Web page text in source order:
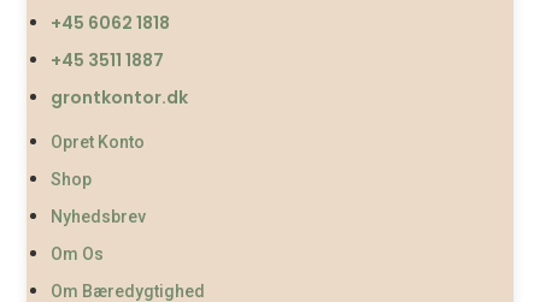
+45 6062 1818
+45 3511 1887
grontkontor.dk
Opret Konto
Shop
Nyhedsbrev
Om Os
Om Bæredygtighed